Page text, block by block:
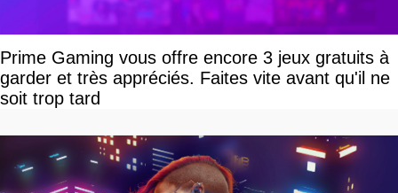
Prime Gaming vous offre encore 3 jeux gratuits à
garder et très appréciés. Faites vite avant qu'il ne
soit trop tard